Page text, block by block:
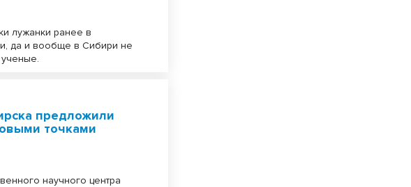
лужанки ранее в
да и вообще в Сибири не
ученые.
предложили
точками
научного центра